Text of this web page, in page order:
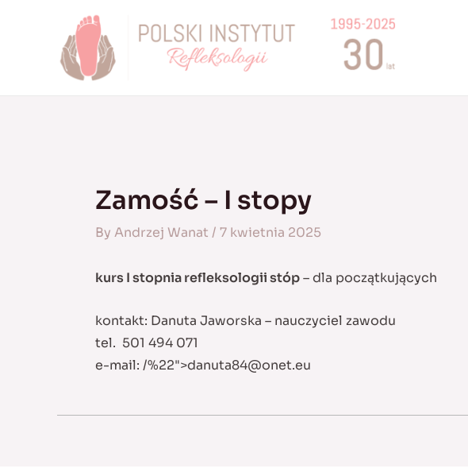
Zamość – I stopy
By Andrzej Wanat / 7 kwietnia 2025
kurs I stopnia refleksologii stóp– dla początkujących
kontakt: Danuta Jaworska – nauczyciel zawodu
tel. 501 494 071
e-mail: /%22">danuta84@onet.eu